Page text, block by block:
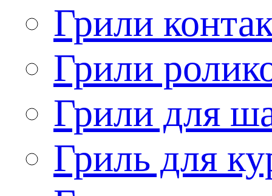
Грили
Грили
Грили для
Гриль для